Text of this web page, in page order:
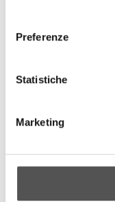
Preferenze
Statistiche
Marketing